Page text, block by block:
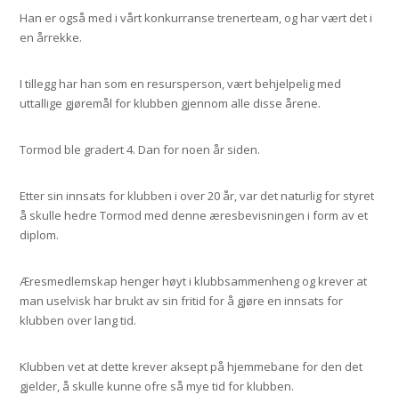
Han er også med i vårt konkurranse trenerteam, og har vært det i
en årrekke.
I tillegg har han som en resursperson, vært behjelpelig med
uttallige gjøremål for klubben gjennom alle disse årene.
Tormod ble gradert 4. Dan for noen år siden.
Etter sin innsats for klubben i over 20 år, var det naturlig for styret
å skulle hedre Tormod med denne æresbevisningen i form av et
diplom.
Æresmedlemskap henger høyt i klubbsammenheng og krever at
man uselvisk har brukt av sin fritid for å gjøre en innsats for
klubben over lang tid.
Klubben vet at dette krever aksept på hjemmebane for den det
gjelder, å skulle kunne ofre så mye tid for klubben.